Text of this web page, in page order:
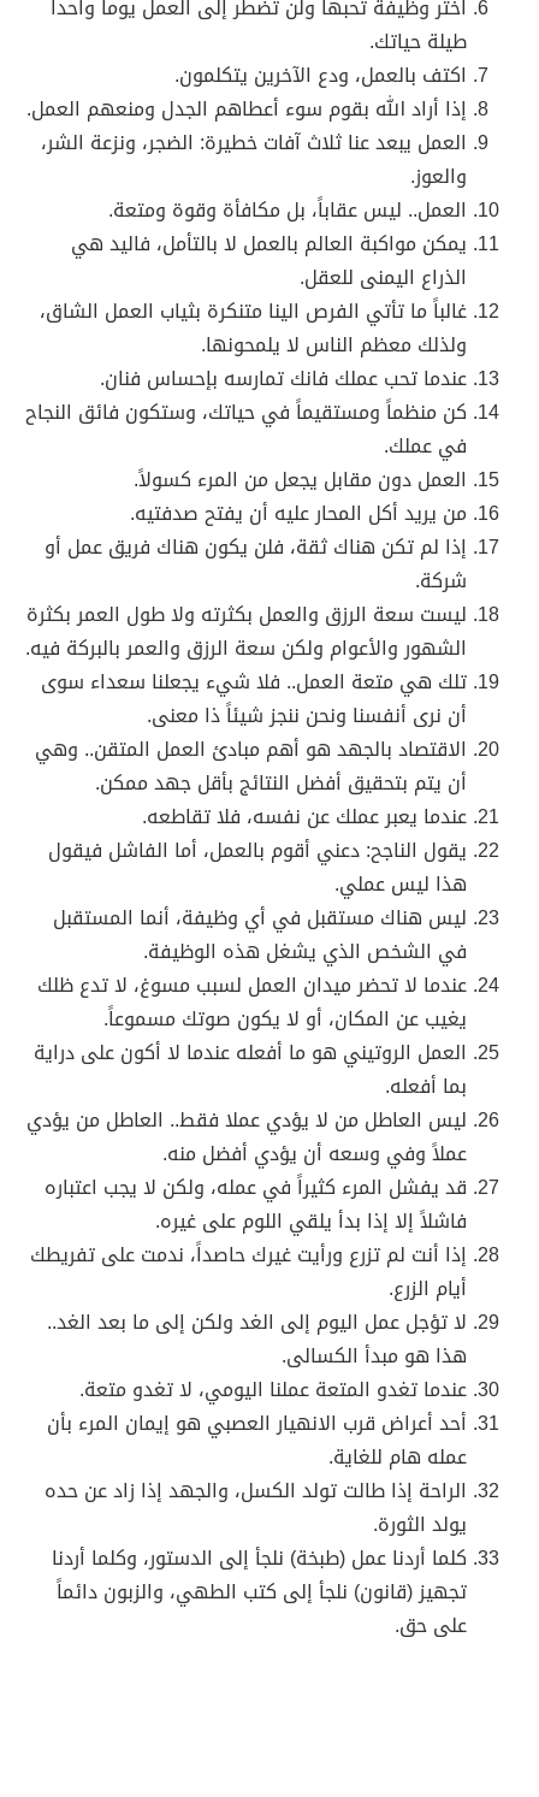
اختر وظيفة تحبها ولن تضطر إلى العمل يوماً واحداً
طيلة حياتك.
اكتف بالعمل، ودع الآخرين يتكلمون.
إذا أراد الله بقوم سوء أعطاهم الجدل ومنعهم العمل.
العمل يبعد عنا ثلاث آفات خطيرة: الضجر، ونزعة الشر،
والعوز.
العمل.. ليس عقاباً، بل مكافأة وقوة ومتعة.
يمكن مواكبة العالم بالعمل لا بالتأمل، فاليد هي
الذراع اليمنى للعقل.
غالباً ما تأتي الفرص الينا متنكرة بثياب العمل الشاق،
ولذلك معظم الناس لا يلمحونها.
عندما تحب عملك فانك تمارسه بإحساس فنان.
كن منظماً ومستقيماً في حياتك، وستكون فائق النجاح
في عملك.
العمل دون مقابل يجعل من المرء كسولاً.
من يريد أكل المحار عليه أن يفتح صدفتيه.
إذا لم تكن هناك ثقة، فلن يكون هناك فريق عمل أو
شركة.
ليست سعة الرزق والعمل بكثرته ولا طول العمر بكثرة
الشهور والأعوام ولكن سعة الرزق والعمر بالبركة فيه.
تلك هي متعة العمل.. فلا شيء يجعلنا سعداء سوى
أن نرى أنفسنا ونحن ننجز شيئاً ذا معنى.
الاقتصاد بالجهد هو أهم مبادئ العمل المتقن.. وهي
أن يتم بتحقيق أفضل النتائج بأقل جهد ممكن.
عندما يعبر عملك عن نفسه، فلا تقاطعه.
يقول الناجح: دعني أقوم بالعمل، أما الفاشل فيقول
هذا ليس عملي.
ليس هناك مستقبل في أي وظيفة، أنما المستقبل
في الشخص الذي يشغل هذه الوظيفة.
عندما لا تحضر ميدان العمل لسبب مسوغ، لا تدع ظلك
يغيب عن المكان، أو لا يكون صوتك مسموعاً.
العمل الروتيني هو ما أفعله عندما لا أكون على دراية
بما أفعله.
ليس العاطل من لا يؤدي عملا فقط.. العاطل من يؤدي
عملاً وفي وسعه أن يؤدي أفضل منه.
قد يفشل المرء كثيراً في عمله، ولكن لا يجب اعتباره
فاشلاً إلا إذا بدأ يلقي اللوم على غيره.
إذا أنت لم تزرع ورأيت غيرك حاصداً، ندمت على تفريطك
أيام الزرع.
لا تؤجل عمل اليوم إلى الغد ولكن إلى ما بعد الغد..
هذا هو مبدأ الكسالى.
عندما تغدو المتعة عملنا اليومي، لا تغدو متعة.
أحد أعراض قرب الانهيار العصبي هو إيمان المرء بأن
عمله هام للغاية.
الراحة إذا طالت تولد الكسل، والجهد إذا زاد عن حده
يولد الثورة.
كلما أردنا عمل (طبخة) نلجأ إلى الدستور، وكلما أردنا
تجهيز (قانون) نلجأ إلى كتب الطهي، والزبون دائماً
على حق.